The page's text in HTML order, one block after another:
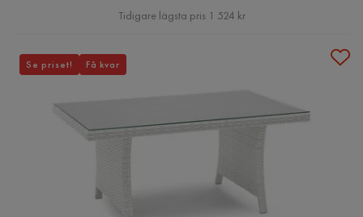
Pris
Tidigare lägsta pris 1 524 kr
Se priset! Få kvar